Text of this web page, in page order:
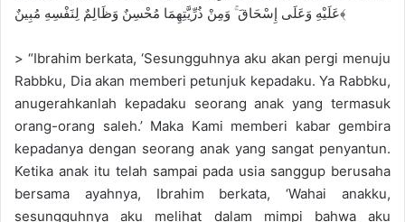
عَلَيْهِ وَعَلَى إِسْحَاقَ ۚ وَمِنْ ذُرِّيَّتِهِمَا مُحْسِنٌ وَظَالِمٌ لِنَفْسِهِ مُبِينٌ﴾
> “Ibrahim berkata, ‘Sesungguhnya aku akan pergi menuju
Rabbku, Dia akan memberi petunjuk kepadaku. Ya Rabbku,
anugerahkanlah kepadaku seorang anak yang termasuk
orang-orang saleh.’ Maka Kami memberi kabar gembira
kepadanya dengan seorang anak yang sangat penyantun.
Ketika anak itu telah sampai pada usia sanggup berusaha
bersama ayahnya, Ibrahim berkata, ‘Wahai anakku,
sesungguhnya aku melihat dalam mimpi bahwa aku